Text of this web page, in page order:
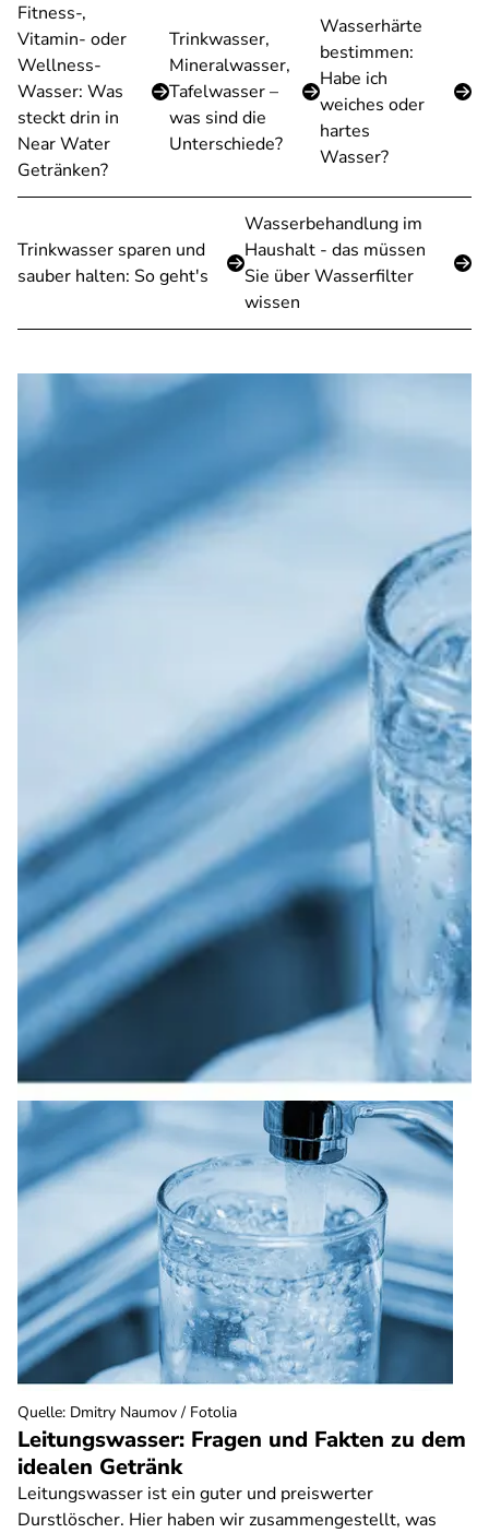
Fitness-,
Vitamin- oder
Wellness-
Wasser: Was
steckt drin in
Near Water
Getränken?
Trinkwasser,
Mineralwasser,
Tafelwasser –
was sind die
Unterschiede?
Wasserhärte
bestimmen:
Habe ich
weiches oder
hartes
Wasser?
Trinkwasser sparen und
sauber halten: So geht's
Wasserbehandlung im
Haushalt - das müssen
Sie über Wasserfilter
wissen
Leitungswasser: Fragen und Fakten zu dem
idealen Getränk
Leitungswasser ist ein guter und preiswerter
Durstlöscher. Hier haben wir zusammengestellt, was
Quelle: Dmitry Naumov / Fotolia